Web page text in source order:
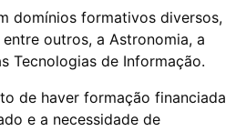
domínios formativos diversos,
outros, a Astronomia, a
Tecnologias de Informação.
de haver formação financiada
e a necessidade de